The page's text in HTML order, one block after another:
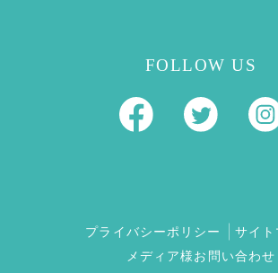
FOLLOW US
プライバシーポリシー
サイ
メディア様お問い合わせ